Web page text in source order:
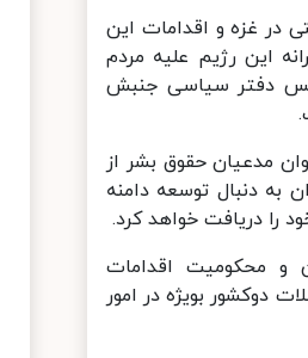
غزه و اقدامات این
این رژیم علیه مردم
دفتر سیاسی جنبش
مدعیان حقوق بشر از
دنبال توسعه دامنه
دریافت خواهد کرد.
محکومیت اقدامات
دوکشور بویژه در امور